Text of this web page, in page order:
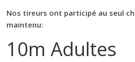
Nos tireurs ont participé au seul
maintenu:
10m Adultes